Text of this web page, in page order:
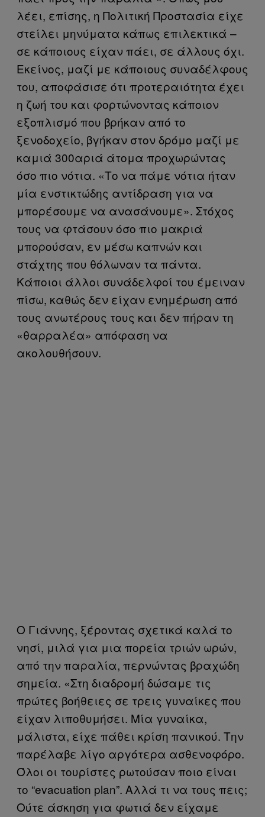
λέει, επίσης, η Πολιτική Προστασία είχε
στείλει μηνύματα κάπως επιλεκτικά –
σε κάποιους είχαν πάει, σε άλλους όχι.
Εκείνος, μαζί με κάποιους συναδέλφους
του, αποφάσισε ότι προτεραιότητα έχει
η ζωή του και φορτώνοντας κάποιον
εξοπλισμό που βρήκαν από το
ξενοδοχείο, βγήκαν στον δρόμο μαζί με
καμιά 300αριά άτομα προχωρώντας
όσο πιο νότια. «Το να πάμε νότια ήταν
μία ενστικτώδης αντίδραση για να
μπορέσουμε να ανασάνουμε». Στόχος
τους να φτάσουν όσο πιο μακριά
μπορούσαν, εν μέσω καπνών και
στάχτης που θόλωναν τα πάντα.
Κάποιοι άλλοι συνάδελφοί του έμειναν
πίσω, καθώς δεν είχαν ενημέρωση από
τους ανωτέρους τους και δεν πήραν τη
«θαρραλέα» απόφαση να
ακολουθήσουν.
Ο Γιάννης, ξέροντας σχετικά καλά το
νησί, μιλά για μια πορεία τριών ωρών,
από την παραλία, περνώντας βραχώδη
σημεία. «Στη διαδρομή δώσαμε τις
πρώτες βοήθειες σε τρεις γυναίκες που
είχαν λιποθυμήσει. Μία γυναίκα,
μάλιστα, είχε πάθει κρίση πανικού. Την
παρέλαβε λίγο αργότερα ασθενοφόρο.
Όλοι οι τουρίστες ρωτούσαν ποιο είναι
το “evacuation plan”. Αλλά τι να τους πεις;
Ούτε άσκηση για φωτιά δεν είχαμε